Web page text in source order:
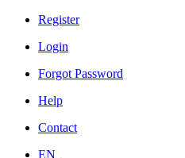
Register
Login
Forgot Password
Help
Contact
EN